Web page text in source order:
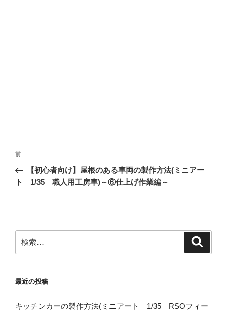
投
ナ
シ
ョ
前
の
投
前
【初心者向け】屋根のある車両の製作方法(ミニアー
ト 1/35 職人用工房車)～⑥仕上げ作業編～
索:
最近の投稿
キッチンカーの製作方法(ミニアート 1/35 RSOフィー